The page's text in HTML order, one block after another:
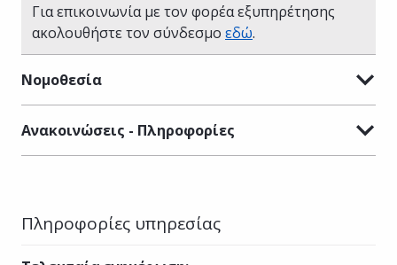
Για επικοινωνία με τον φορέα εξυπηρέτησης
ακολουθήστε τον σύνδεσμο εδώ.
Νομοθεσία
Ανακοινώσεις - Πληροφορίες
Πληροφορίες υπηρεσίας